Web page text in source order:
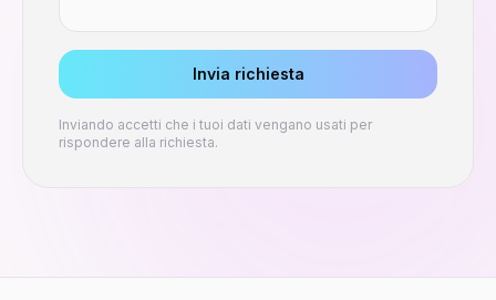
Invia richiesta
Inviando accetti che i tuoi dati vengano usati per
rispondere alla richiesta.